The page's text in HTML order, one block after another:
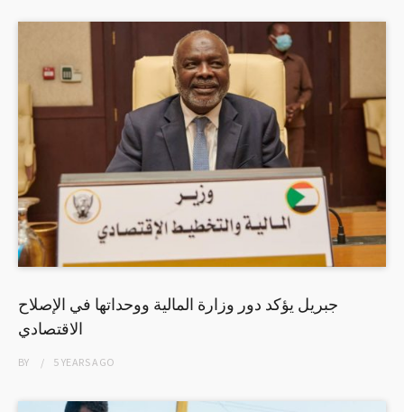
جبريل يؤكد دور وزارة المالية ووحداتها في الإصلاح
الاقتصادي
BY 5 YEARSAGO